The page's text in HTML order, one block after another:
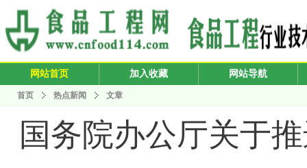
网站首页 加入收藏 网站导航
首页 热点新闻 文章
国务院办公厅关于